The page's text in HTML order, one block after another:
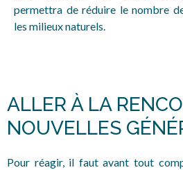
permettra de réduire le nombre
les milieux naturels.
ALLER À LA
NOUVELLES
Pour réagir, il faut avant tout